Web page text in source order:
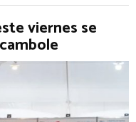
viernes se